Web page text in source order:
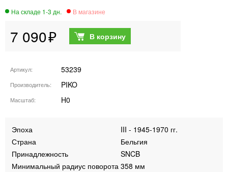
7 090
Артикул 53239
Производитель PIKO
Масштаб H0
Эпоха
III - 1945-1970 гг.
Страна
Бельгия
Принадлежность
SNCB
Минимальный радиус поворота 358 мм